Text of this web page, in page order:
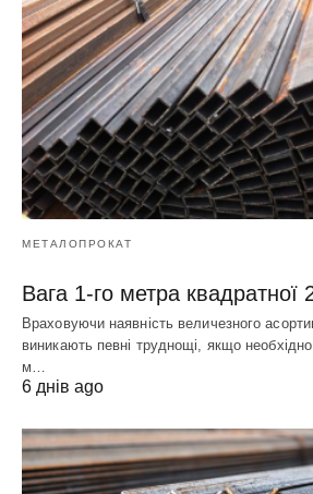
МЕТАЛОПРОКАТ
Вага 1-го метра квадратної
Враховуючи наявність величезного
виникають певні труднощі, якщо
м…
6 днів ago